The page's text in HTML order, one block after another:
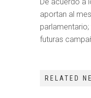
aportan al
futuras
RELATED